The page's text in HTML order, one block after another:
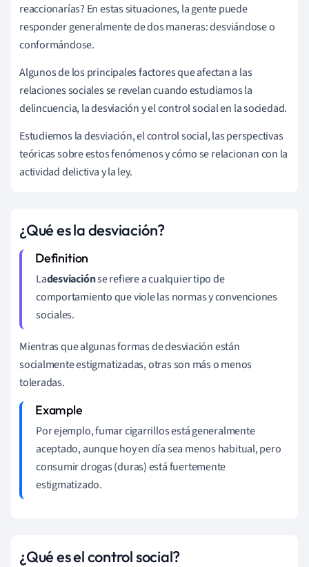
reaccionarías? En estas situaciones, la gente puede
responder generalmente de dos maneras: desviándose o
conformándose.
Algunos de los principales factores que afectan a las
relaciones sociales se revelan cuando estudiamos la
delincuencia, la desviación y el control social en la sociedad.
Estudiemos la desviación, el control social, las perspectivas
teóricas sobre estos fenómenos y cómo se relacionan con la
actividad delictiva y la ley.
¿Qué es la desviación?
Ladesviaciónse refiere a cualquier tipo de
comportamiento que viole las normas y convenciones
sociales.
Mientras que algunas formas de desviación están
socialmente estigmatizadas, otras son más o menos
toleradas.
Por ejemplo, fumar cigarrillos está generalmente
aceptado, aunque hoy en día sea menos habitual, pero
consumir drogas (duras) está fuertemente
estigmatizado.
¿Qué es el control social?